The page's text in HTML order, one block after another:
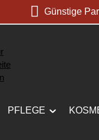
Günstige
PFLEGE